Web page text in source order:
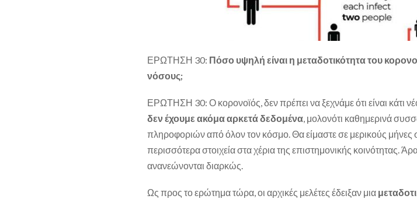
ΕΡΩΤΗΣΗ 30: Πόσο υψηλή είναι η μεταδοτικότητα του
νόσους;
ΕΡΩΤΗΣΗ 30: Ο κορονοϊός, δεν πρέπει να ξεχνάμε ότι είναι κάτι
δεν έχουμε ακόμα αρκετά δεδομένα, μολονότι καθημερινά
πληροφοριών από όλον τον κόσμο. Θα είμαστε σε μερικούς μήνες
περισσότερα στοιχεία στα χέρια της επιστημονικής κοινότητας.
ανανεώνονται διαρκώς.
Ως προς το ερώτημα τώρα, οι αρχικές μελέτες έδειξαν μια